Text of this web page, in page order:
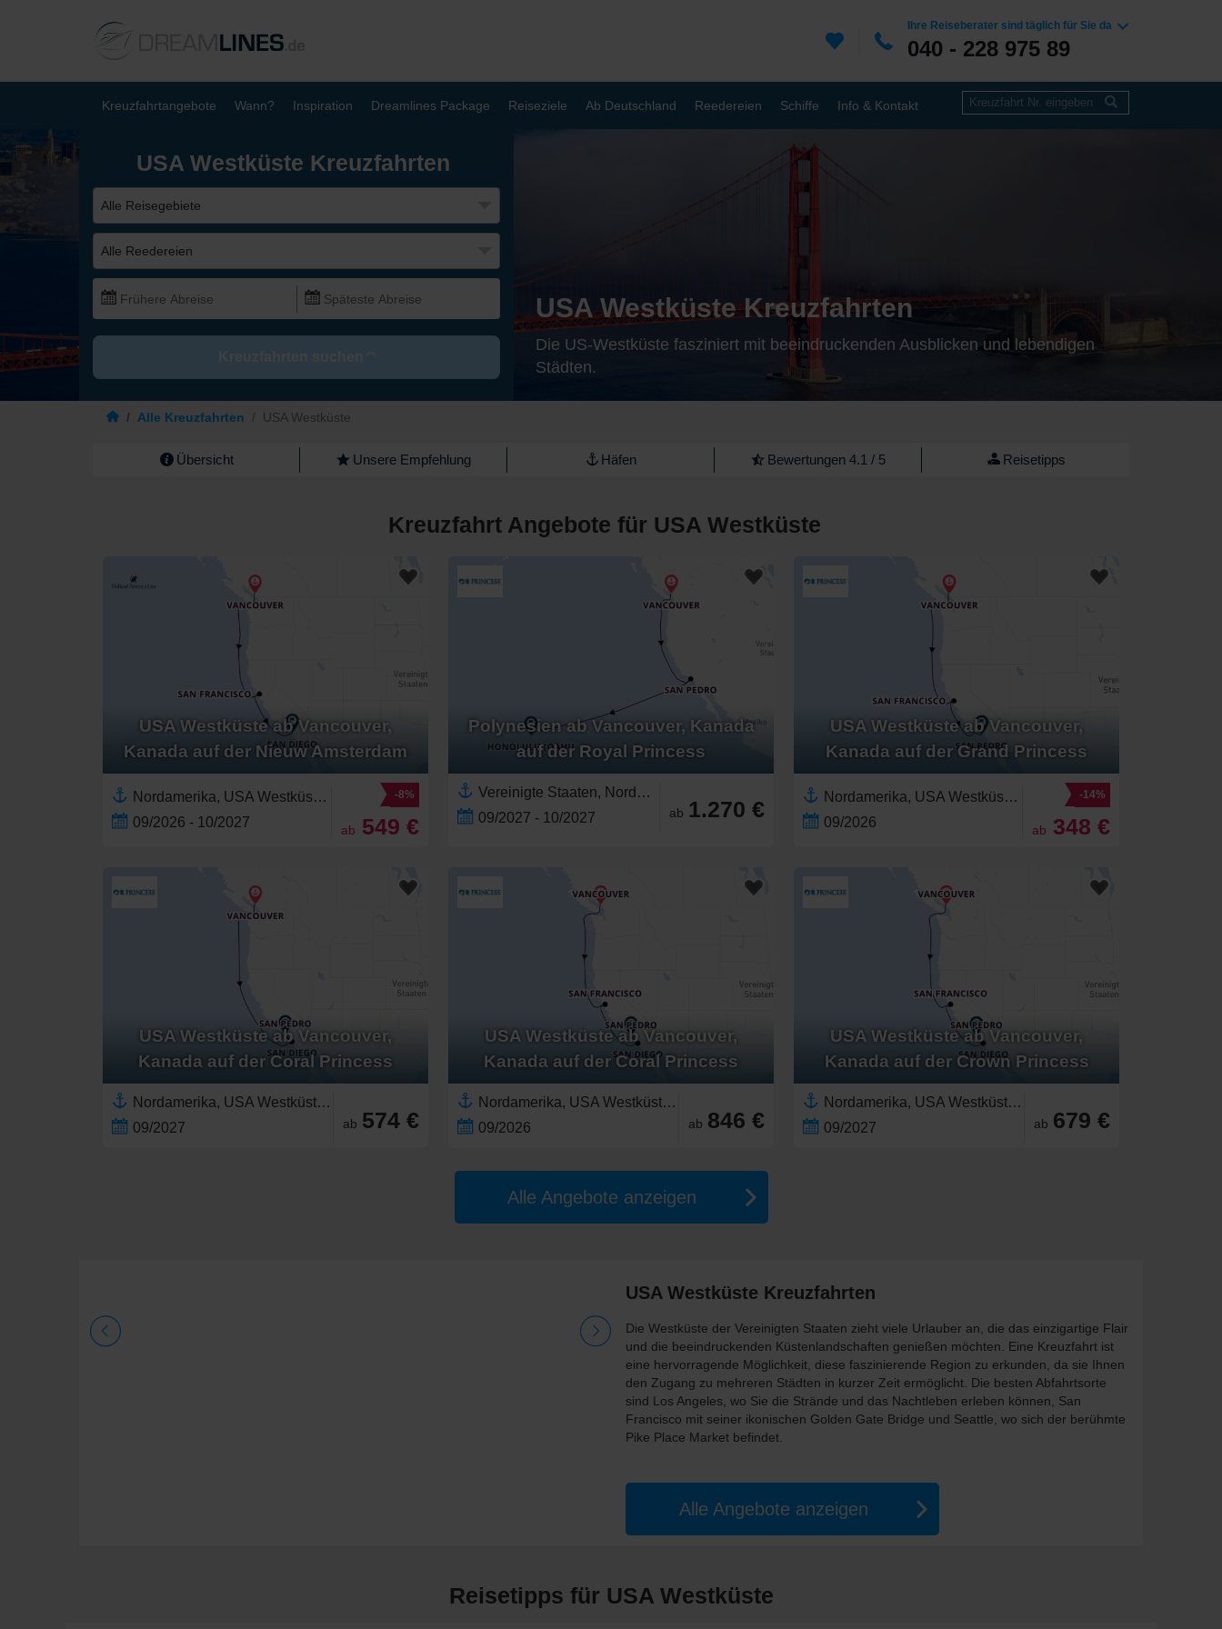
Ihre Reiseberater sind täglich für Sie da
040 - 228 975 89
Kreuzfahrtangebote Wann? Inspiration Dreamlines Package Reiseziele Ab Deutschland Reedereien Schiffe Info & Kontakt
USA Westküste Kreuzfahrten
Alle Reisegebiete
Alle Reedereien
USA Westküste Kreuzfahrten
Die US-Westküste fasziniert mit beeindruckenden Ausblicken und lebendigen
Städten.
/ Alle Kreuzfahrten / USA Westküste
Übersicht Unsere Empfehlung Häfen Bewertungen 4.1 / 5 Reisetipps
Kreuzfahrt Angebote für USA Westküste
USA Westküste ab Vancouver,
Kanada auf der Nieuw Amsterdam
Nordamerika, USA Westküste,Vereinigte Staaten,Kalifornien,Pazifischer Nordwesten,Britisch-Kolumbien,Kanada
09/2026 - 10/2027
-8%
ab 549 €
Polynesien ab Vancouver, Kanada
auf der Royal Princess
Vereinigte Staaten, Nordamerika,Hawaii,Polynesien,Pazifik,Kalifornien,USA Westküste,Britisch-Kolumbien,Kanada,Pazifischer Nordwesten
09/2027 - 10/2027
ab 1.270 €
USA Westküste ab Vancouver,
Kanada auf der Grand Princess
Nordamerika, USA Westküste,Vereinigte Staaten,Kalifornien,Pazifischer Nordwesten,Britisch-Kolumbien,Kanada
09/2026
-14%
ab 348 €
USA Westküste ab Vancouver,
Kanada auf der Coral Princess
Nordamerika, USA Westküste,Vereinigte Staaten,Kalifornien,Pazifischer Nordwesten,Britisch-Kolumbien,Kanada
09/2027
ab 574 €
USA Westküste ab Vancouver,
Kanada auf der Coral Princess
Nordamerika, USA Westküste,Vereinigte Staaten,Kalifornien,Pazifischer Nordwesten,Britisch-Kolumbien,Kanada
09/2026
ab 846 €
USA Westküste ab Vancouver,
Kanada auf der Crown Princess
Nordamerika, USA Westküste,Vereinigte Staaten,Kalifornien,Pazifischer Nordwesten,Britisch-Kolumbien,Kanada
09/2027
ab 679 €
Alle Angebote anzeigen
USA Westküste Kreuzfahrten
Die Westküste der Vereinigten Staaten zieht viele Urlauber an, die das einzigartige Flair
und die beeindruckenden Küstenlandschaften genießen möchten. Eine Kreuzfahrt ist
eine hervorragende Möglichkeit, diese faszinierende Region zu erkunden, da sie Ihnen
den Zugang zu mehreren Städten in kurzer Zeit ermöglicht. Die besten Abfahrtsorte
sind Los Angeles, wo Sie die Strände und das Nachtleben erleben können, San
Francisco mit seiner ikonischen Golden Gate Bridge und Seattle, wo sich der berühmte
Pike Place Market befindet.
Alle Angebote anzeigen
Reisetipps für USA Westküste